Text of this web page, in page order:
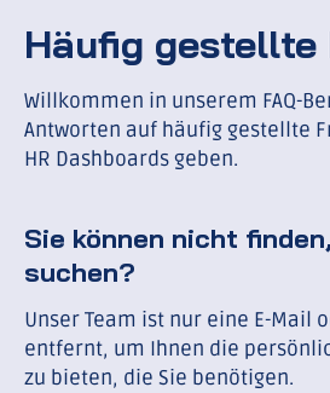
Häufig gestellte
Willkommen in unserem FAQ-
Antworten auf häufig gestellte
HR Dashboards geben.
Sie können nicht
suchen?
Unser Team ist nur eine E-Mail
entfernt, um Ihnen die
zu bieten, die Sie benötigen.